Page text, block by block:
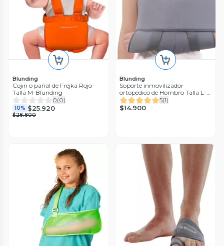
Blunding
Cojin o pañal de Frejka Rojo-
Talla M-Blunding
0(0)
10% $25.920
$28.800
Blunding
Soporte inmovilizador
ortopédico de Hombro Talla L-
Blunding
5(1)
$14.900